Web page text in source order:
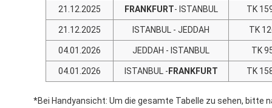
21.12.2025 FRANKFURT- ISTANBUL TK
21.12.2025 ISTANBUL - JEDDAH TK
04.01.2026 JEDDAH - ISTANBUL TK
04.01.2026 ISTANBUL - FRANKFURT TK
*Bei Handyansicht: Um die gesamte Tabelle zu sehen, bitte